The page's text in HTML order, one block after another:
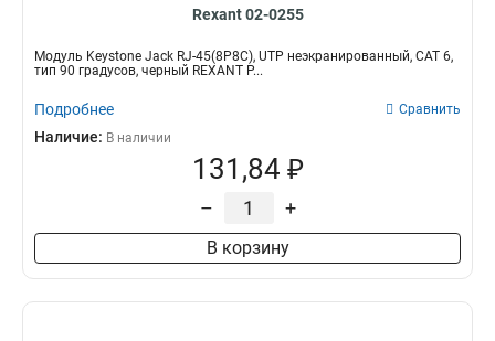
Rexant 02-0255
Модуль Keystone Jack RJ-45(8P8C), UTP неэкранированный, CAT 6,
тип 90 градусов, черный REXANT P...
Подробнее Сравнить
Наличие: В наличии
131,84 ₽
– +
В корзину